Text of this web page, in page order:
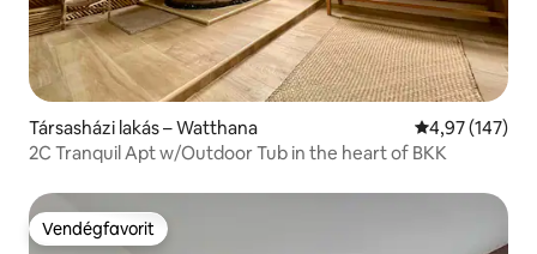
Társasházi lakás – Watthana Átlagos
4,97 (147)
2C Tranquil Apt w/Outdoor Tub in the heart of BKK
Vendégfavorit
Vendégfavorit